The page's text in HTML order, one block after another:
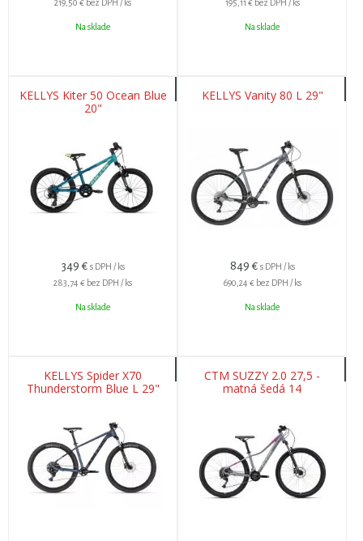
219,50 € bez DPH / ks
Na sklade
195,11 € bez DPH / ks
Na sklade
KELLYS Kiter 50 Ocean Blue
20"
349 € s DPH / ks
283,74 € bez DPH / ks
Na sklade
KELLYS Vanity 80 L 29"
849 € s DPH / ks
690,24 € bez DPH / ks
Na sklade
KELLYS Spider X70
Thunderstorm Blue L 29"
CTM SUZZY 2.0 27,5 -
matná šedá 14